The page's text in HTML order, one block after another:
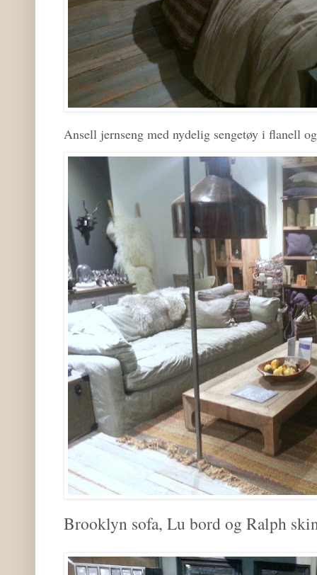
Ansell jernseng med nydelig sengetøy i flanell
Brooklyn sofa, Lu bord og Ralph